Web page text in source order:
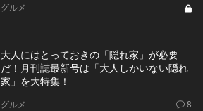
グルメ
大人にはとっておきの「隠れ家」が必要
だ！月刊誌最新号は「大人しかいない隠れ
家」を大特集！
グルメ 8